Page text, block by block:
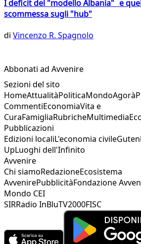
I deficit del "modello Albania" e
scommessa sugli "hub"
di Vincenzo R. Spagnolo
Abbonati ad Avvenire
Sezioni del sito
HomeAttualitàPoliticaMondoAgorà
CommentiEconomiaVita e
CuraFamigliaRubricheMultimedia
Pubblicazioni
Edizioni localiL'economia civile
UpLuoghi dell'Infinito
Avvenire
Chi siamoRedazioneEcosistema
AvvenirePubblicitàFondazione
Mondo CEI
SIRRadio InBluTV2000FISC